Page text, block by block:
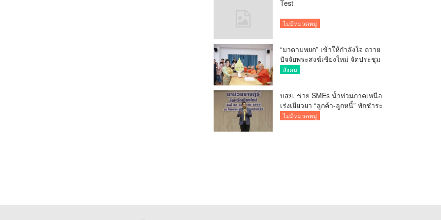
Test
ไม่มีหมวดหมู่
“มาดามหยก” เข้าให้กำลังใจ ถวาย
ปัจจัยพระสงฆ์เชียงใหม่ จัดประชุม
ทำบัญชีรายรับรายจ่ายของวัด กว่า
สังคม
บสย. ช่วย SMEs น้ำท่วมภาคเหนือ
เร่งเยียวยา “ลูกค้า-ลูกหนี้” พักชำระ
ค่าธรรมเนียม-ค่างวด
ไม่มีหมวดหมู่